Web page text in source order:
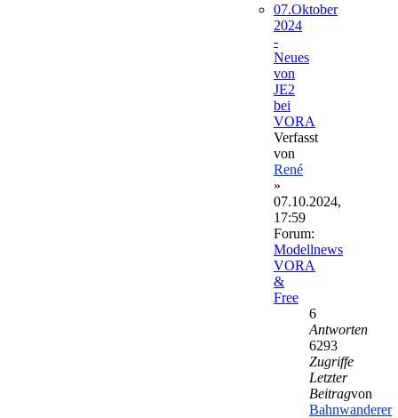
07.Oktober
2024
-
Neues
von
JE2
bei
VORA
Verfasst
von
René
»
07.10.2024,
17:59
Forum:
Modellnews
VORA
&
Free
6
Antworten
6293
Zugriffe
Letzter
Beitragvon
Bahnwanderer